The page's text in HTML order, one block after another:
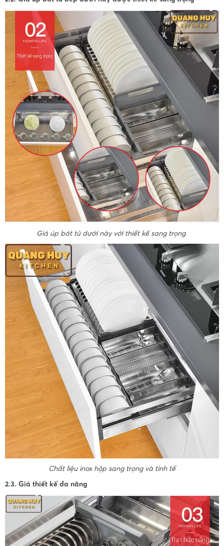
Giá úp bát tủ dưới này với thiết kế sang trọng
Chất liệu inox hộp sang trọng và tinh tế
2.3. Giá thiết kế đa năng